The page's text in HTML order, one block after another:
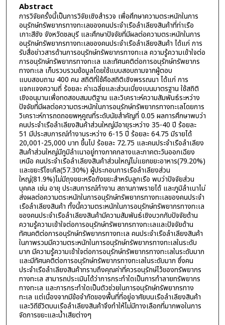
Abstract
การวิจัยครั้งนี้เป็นการวิจัยเชิงสำรวจ เพื่อศึกษาความตระหนักในการ
อนุรักษ์ทรัพยากรทางทะเลของคนประจำเรือลำเลียงสินค้าที่ท่าเรือ
เกาะสีชัง จังหวัดชลบุรี และศึกษาปัจจัยที่มีผลต่อความตระหนักในการ
อนุรักษ์ทรัพยากรทางทะเลของคนประจำเรือลำเลียงสินค้า ได้แก่ การ
รับสื่อข่าวสารด้านการอนุรักษ์ทรัพยากรทางทะเล ความรู้ความเข้าใจต่อ
การอนุรักษ์ทรัพยากรทางทะเล และทัศนคติต่อการอนุรักษ์ทรัพยากร
ทางทะเล เก็บรวบรวมข้อมูลโดยใช้แบบสอบถามจากผู้ตอบ
แบบสอบถาม 400 คน สถิติที่ใช้คือสถิติเชิงพรรณนา ได้แก่ การ
แจกแจงความถี่ ร้อยละ ค่าเฉลี่ยและส่วนเบี่ยงเบนมาตรฐาน ใช้สถิติ
เชิงอนุมานเพื่อทดสอบสมมติฐาน และวิเคราะห์ความสัมพันธ์ระหว่าง
ปัจจัยที่มีผลต่อความตระหนักในการอนุรักษ์ทรัพยากรทางทะเลโดยการ
วิเคราะห์การถดถอยพหุคูณที่ระดับนัยสำคัญที่ 0.05 ผลการศึกษาพบว่า
คนประจำเรือลำเลียงสินค้าส่วนใหญ่มีอายุระหว่าง 35-40 ปี ร้อยละ
51 มีประสบการณ์ทำงานระหว่าง 6-15 ปี ร้อยละ 64.75 มีรายได้
20,001-25,000 บาท ขึ้นไป ร้อยละ 72.75 และคนประจำเรือลำเลียง
สินค้าส่วนใหญ่มีภูมิลำเนาอยู่ทางภาคกลางและภาคตะวันออกเฉียง
เหนือ คนประจำเรือลำเลียงสินค้าส่วนใหญ่ไม่แยกขยะอาหาร(79.20%)
และขยะรีไซเคิล(57.30%) ผู้ประกอบการเรือลำเลียงส่วน
ใหญ่(81.9%)ไม่มีถุงขยะหรือถังขยะสำหรับลูกเรือ พบว่าปัจจัยส่วน
บุคคล เช่น อายุ ประสบการณ์ทำงาน สถานภาพรายได้ และภูมิลำเนาไม่
ส่งผลต่อความตระหนักในการอนุรักษ์ทรัพยากรทางทะเลของคนประจำ
เรือลำเลียงสินค้า ทั้งนี้ความตระหนักในการอนุรักษ์ทรัพยากรทางทะเล
ของคนประจำเรือลำเลียงสินค้ามีความสัมพันธ์เชิงบวกกับปัจจัยด้าน
ความรู้ความเข้าใจต่อการอนุรักษ์ทรัพยากรทางทะเลและปัจจัยด้าน
ทัศนคติต่อการอนุรักษ์ทรัพยากรทางทะเล คนประจำเรือลำเลียงสินค้า
ในภาพรวมมีความตระหนักในการอนุรักษ์ทรัพยากรทางทะเลในระดับ
มาก มีความรู้ความเข้าใจต่อการอนุรักษ์ทรัพยากรทางทะเลในระดับมาก
และมีทัศนคติต่อการอนุรักษ์ทรัพยากรทางทะเลในระดับมาก ซึ่งคน
ประจำเรือลำเลียงสินค้าทราบถึงคุณค่าที่ควรอนุรักษ์ไว้ของทรัพยากร
ทางทะเล สามารถประเมินได้ว่าการกระทำใดเป็นการทำลายทรัพยากร
ทางทะเล และการกระทำใดเป็นตัวช่วยในการอนุรักษ์ทรัพยากรทาง
ทะเล แต่เนื่องจากมีข้อจำกัดของพื้นที่ที่อยู่อาศัยบนเรือลำเลียงสินค้า
และวิถีชีวิตบนเรือลำเลียงสินค้าจึงทำให้ไม่มีทางเลือกที่มากพอในการ
จัดการขยะและน้ำเสียต่างๆ